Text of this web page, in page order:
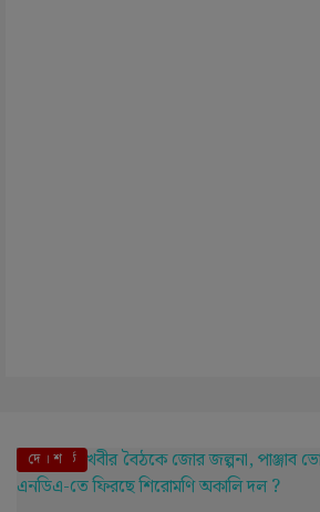
এই মুহূর্তে
দে । শ